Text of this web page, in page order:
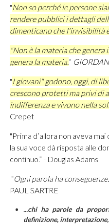
"Non so perché le persone
rendere pubblici i dettagli
dimenticano che l'invisibilità
"Non è la materia che genera
genera la materia.”
"I giovani" godono, oggi, di
crescono protetti ma privi di
indifferenza e vivono nella
Crepet
"Prima d’allora non aveva
la sua voce dà risposta alle
continuo.” - Douglas Adams
“Ogni parola ha
PAUL SARTRE
...chi ha parole da
definizione,